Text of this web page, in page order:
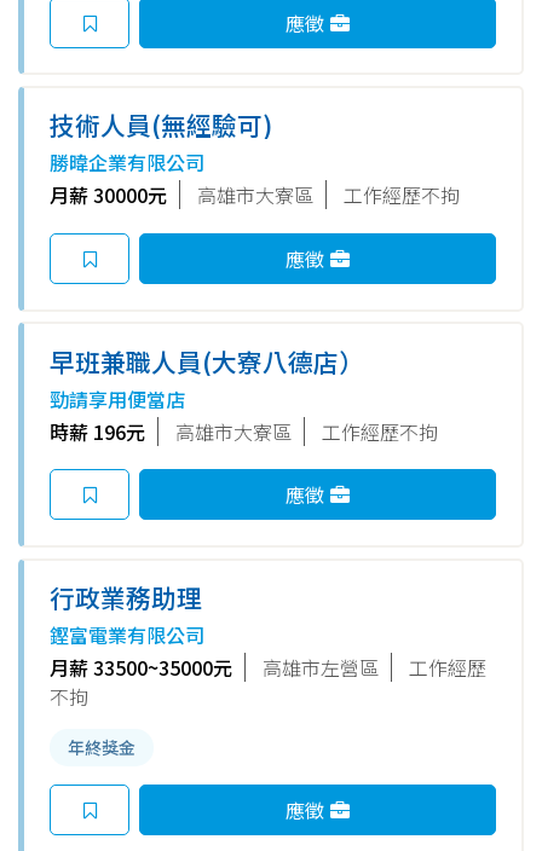
應徵
技術人員(無經驗可)
勝暐企業有限公司
月薪 30000元
高雄市大寮區 工作經歷不拘
應徵
早班兼職人員(大寮八德店）
勁請享用便當店
時薪 196元
高雄市大寮區 工作經歷不拘
應徵
行政業務助理
鏗富電業有限公司
月薪 33500~35000元
高雄市左營區
工作經歷
不拘
年終獎金
應徵